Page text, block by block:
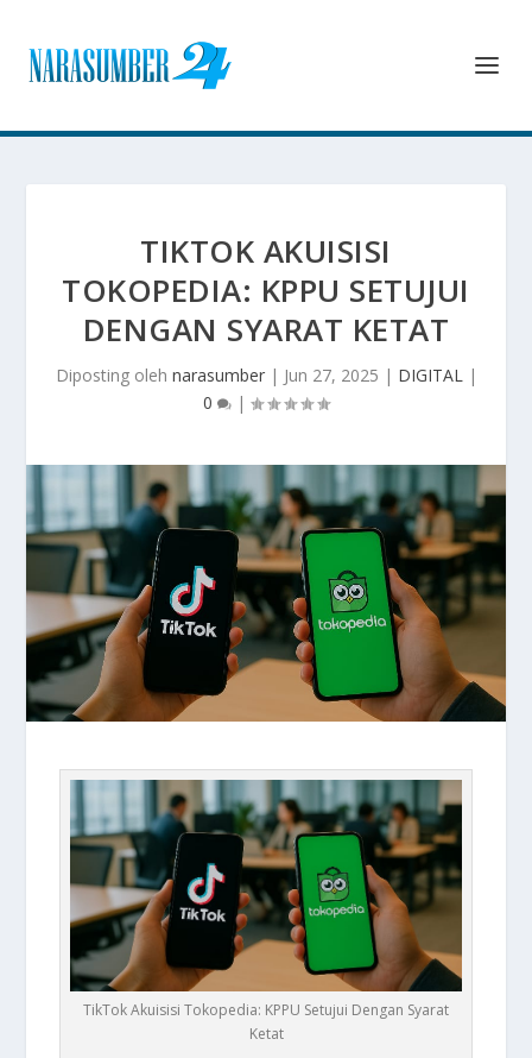
TIKTOK AKUISISI
TOKOPEDIA: KPPU SETUJUI
DENGAN SYARAT KETAT
Diposting oleh narasumber| Jun 27, 2025 | DIGITAL|
0
|
TikTok Akuisisi Tokopedia: KPPU Setujui Dengan Syarat
Ketat